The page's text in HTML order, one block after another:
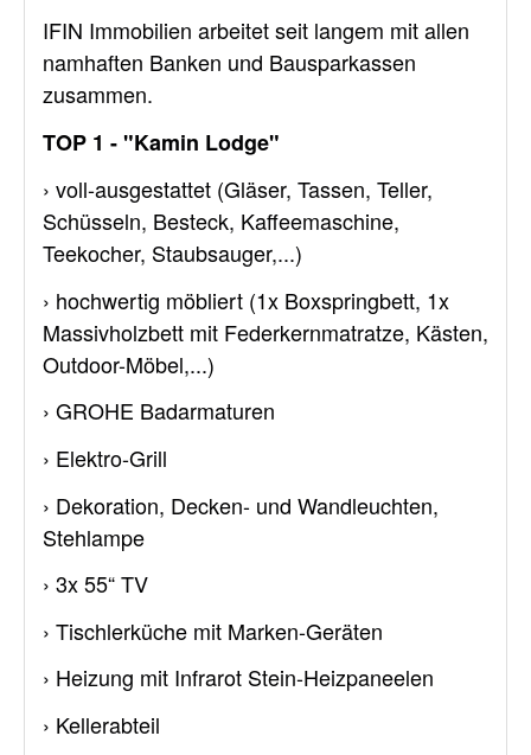
IFIN Immobilien arbeitet seit langem mit allen
namhaften Banken und Bausparkassen
zusammen.
TOP 1 - "Kamin Lodge"
› voll-ausgestattet (Gläser, Tassen, Teller,
Schüsseln, Besteck, Kaffeemaschine,
Teekocher, Staubsauger,...)
› hochwertig möbliert (1x Boxspringbett, 1x
Massivholzbett mit Federkernmatratze, Kästen,
Outdoor-Möbel,...)
› GROHE Badarmaturen
› Elektro-Grill
› Dekoration, Decken- und Wandleuchten,
Stehlampe
› 3x 55“ TV
› Tischlerküche mit Marken-Geräten
› Heizung mit Infrarot Stein-Heizpaneelen
› Kellerabteil